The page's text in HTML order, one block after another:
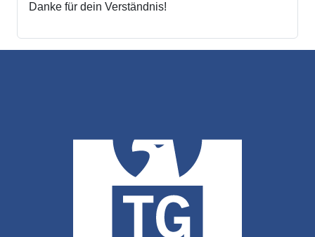
Danke für dein Verständnis!